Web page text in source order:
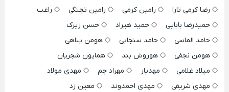
رضا کرمی تارا
رامین کرمی رامین تجنگی
راغب
حمیدرضا بابایی
حمید هیراد
حسن زیرک
حامد الماسی
حامد سنجابی
هومن پناهی
هومن نجفی
هوروش بند
همایون شجریان
میلاد غلامی
مهدیار مهراد جم
مهدی مولاد
مهدی شریفی
مهدی احمدوند
معین زد